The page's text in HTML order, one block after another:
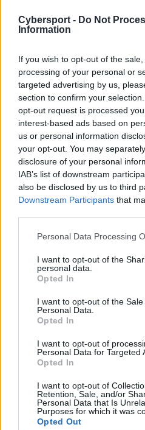
Cybersport - Do Not
Information
If you wish to opt-out of the
processing of your personal or
targeted advertising by us,
section to confirm your
opt-out request is processed
interest-based ads based on
us or personal information
your opt-out. You may
disclosure of your personal
IAB’s list of downstream
also be disclosed by us to third
Downstream Participants that
Personal Data Processing
I want to opt-out of the
personal data.
Opted In
I want to opt-out of the
Personal Data.
Opted In
I want to opt-out of
Personal Data for Targeted
Opted In
I want to opt-out of
Retention, Sale, and/or
Personal Data that Is
Purposes for which it was
Opted Out
▲Arbitrzy:Przyznano im
mocniejszą tarczę ochronną
▲Oddział Anima (6):
wypłat gotówkowych na
na wypadnięcie cennych
emblematów.
▲Formacja N.O.V.A.:
obrażeń, co bezpośrednio
wywieranej przez Caitlyn,
Kluczowe modyfikacje
17.6 w TFT
▼ Osłabienie
Twisted
Wzmocnienie
/ Poprawka